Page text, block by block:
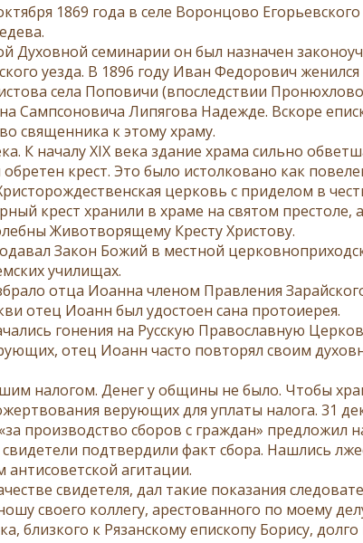
1869 го­да в се­ле Во­рон­цо­во
Ду­хов­ной се­ми­на­рии он был на­зна­чен
уез­да. В 1896 го­ду Иван Фе­до­ро­вич
се­ла По­по­ви­чи (впо­след­ствии
Самп­со­но­ви­ча Ли­пя­го­ва На­деж­де. Вско­ре
свя­щен­ни­ка к это­му хра­му.
К на­ча­лу XIX ве­ка зда­ние хра­ма силь­но
крест. Это бы­ло ис­тол­ко­ва­но как
цер­ковь с при­де­лом в
крест хра­ни­ли в хра­ме на свя­том пре­сто­ле, а
Жи­во­тво­ря­ще­му Кре­сту Хри­сто­ву.
За­кон Бо­жий в мест­ной
учи­ли­щах.
от­ца Иоан­на чле­ном Прав­ле­ния
отец Иоанн был удо­сто­ен са­на про­то­и­е­рея.
го­не­ния на Рус­скую Пра­во­слав­ную
отец Иоанн ча­сто по­вто­рял сво­им
на­ло­гом. Де­нег у об­щи­ны не бы­ло. Чтобы
ве­ру­ю­щих для упла­ты на­ло­га. 31
про­из­вод­ство сбо­ров с граж­дан» пред­ло­жил
под­твер­ди­ли факт сбо­ра. На­шлись
аги­та­ции.
сви­де­те­ля, дал та­кие по­ка­за­ния
сво­е­го кол­ле­гу, аре­сто­ван­но­го по мо­е­му
близ­ко­го к Ря­зан­ско­му епи­ско­пу Бо­ри­су,